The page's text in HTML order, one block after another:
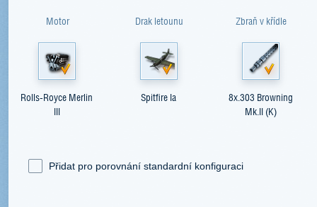
Motor
Rolls-Royce Merlin
III
Drak letounu
Spitfire Ia
Zbraň v křídle
8x.303 Browning
Mk.II (K)
Přidat pro porovnání standardní konfiguraci